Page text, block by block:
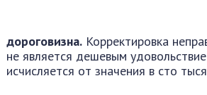
дороговизна. Корректировка
не является дешевым
исчисляется от значения в сто